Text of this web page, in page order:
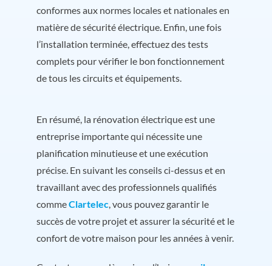
conformes aux normes locales et nationales en
matière de sécurité électrique. Enfin, une fois
l’installation terminée, effectuez des tests
complets pour vérifier le bon fonctionnement
de tous les circuits et équipements.
En résumé, la rénovation électrique est une
entreprise importante qui nécessite une
planification minutieuse et une exécution
précise. En suivant les conseils ci-dessus et en
travaillant avec des professionnels qualifiés
commeClartelec, vous pouvez garantir le
succès de votre projet et assurer la sécurité et le
confort de votre maison pour les années à venir.